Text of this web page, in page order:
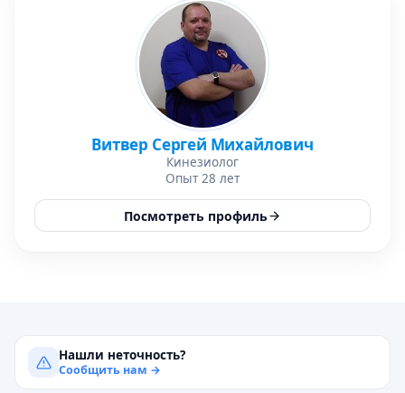
Витвер Сергей Михайлович
Кинезиолог
Опыт 28 лет
Посмотреть профиль
Нашли неточность?
Сообщить нам →